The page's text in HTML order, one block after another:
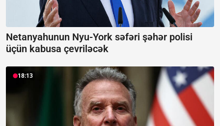
Netanyahunun Nyu-York səfəri şəhər polisi
üçün kabusa çevriləcək
18:13